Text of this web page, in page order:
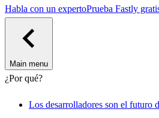
Habla con un expertoPrueba Fastly
Main menu
¿Por qué?
Los desarrolladores son el futuro